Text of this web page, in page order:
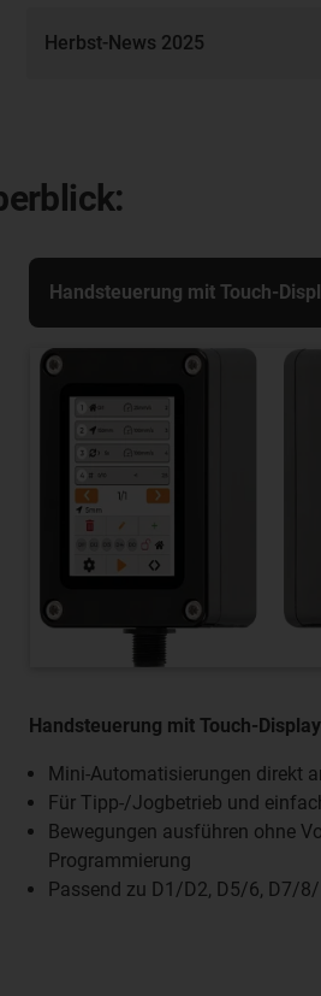
Herbst-News 2025
Handsteuerung mit Touch-Display
Mini-Automatisierungen direkt
Für Tipp-/Jogbetrieb und
Bewegungen ausführen ohne
Programmierung
Passend zu D1/D2, D5/6, D7/
Handsteuerung mit Touch-